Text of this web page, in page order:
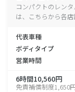
コンパクトのレン
は、こちらから各店
代表車種
ボディタイプ
営業時間
6時間10,560円
免責補償制度1,650